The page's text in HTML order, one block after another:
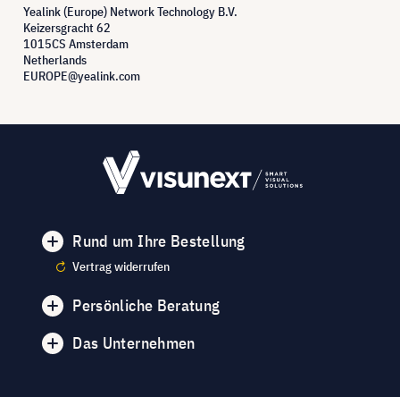
Yealink (Europe) Network Technology B.V.
Keizersgracht 62
1015CS Amsterdam
Netherlands
EUROPE@yealink.com
Rund um Ihre Bestellung
Vertrag widerrufen
Persönliche Beratung
Das Unternehmen